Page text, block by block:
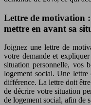
Lettre de motivation :
mettre en avant sa
Joignez une lettre de
votre demande et
situation personnelle, vos
logement social. Une
différence. La lettre doit
de décrire votre situation
de logement social, afin de